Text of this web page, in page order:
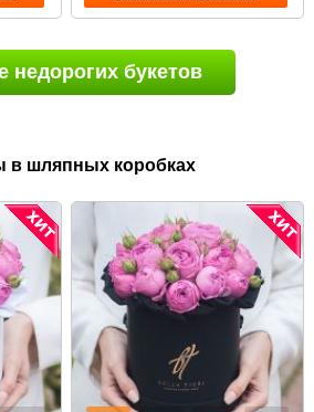
недорогих букетов
в шляпных коробках